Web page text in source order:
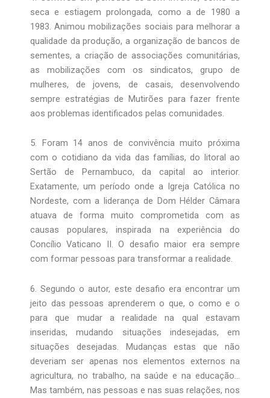
seca e estiagem prolongada, como a de 1980 a
1983. Animou mobilizações sociais para melhorar a
qualidade da produção, a organização de bancos de
sementes, a criação de associações comunitárias,
as mobilizações com os sindicatos, grupo de
mulheres, de jovens, de casais, desenvolvendo
sempre estratégias de Mutirões para fazer frente
aos problemas identificados pelas comunidades.
5. Foram 14 anos de convivência muito próxima
com o cotidiano da vida das famílias, do litoral ao
Sertão de Pernambuco, da capital ao interior.
Exatamente, um período onde a Igreja Católica no
Nordeste, com a liderança de Dom Hélder Câmara
atuava de forma muito comprometida com as
causas populares, inspirada na experiência do
Concílio Vaticano II. O desafio maior era sempre
com formar pessoas para transformar a realidade.
6. Segundo o autor, este desafio era encontrar um
jeito das pessoas aprenderem o que, o como e o
para que mudar a realidade na qual estavam
inseridas, mudando situações indesejadas, em
situações desejadas. Mudanças estas que não
deveriam ser apenas nos elementos externos na
agricultura, no trabalho, na saúde e na educação…
Mas também, nas pessoas e nas suas relações, nos